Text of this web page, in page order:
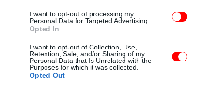
I want to opt-out of processing my
Personal Data for Targeted Advertising.
Opted In
I want to opt-out of Collection, Use,
Retention, Sale, and/or Sharing of my
Personal Data that Is Unrelated with the
Purposes for which it was collected.
Opted Out
Ασύλου Θάνος Πλεύρης τόνισε την ανάγκη να μην
κρύβονται ορισμένοι υπουργοί, τονίζοντας: «Να
είμαστε όλοι οι υπουργοί στα πάνελ εν όψει